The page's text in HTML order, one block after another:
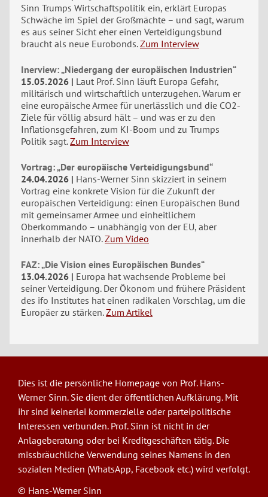
Sinn Trumps Wirtschaftspolitik ein, erklärt Europas
Schwäche im Spiel der Großmächte – und sagt, warum
es aus seiner Sicht eher einen Verteidigungsbund
braucht als neue Eurobonds. Zum Interview
Inerview: „Niedergang der europäischen Industrien“
15.05.2026
Laut Prof. Sinn läuft Europa Gefahr,
militärisch und wirtschaftlich unterzugehen. Warum er
eine europäische Armee für unerlässlich und die CO2-
Ziele für völlig absurd hält – und was er zu den
Inflationsgefahren, zum KI-Boom und zu Trumps
Politik sagt. Zum Interview
Vortrag: „Der europäische Verteidigungsbund“
24.04.2026
Hans-Werner Sinn skizziert in seinem
Vortrag eine konkrete Vision für die Zukunft der
europäischen Verteidigung: einen Europäischen Bund
mit gemeinsamer Armee und einheitlichem
Oberkommando – unabhängig von der EU, aber
innerhalb der NATO. Zum Video
FAZ: „Die Vision eines Europäischen Bundes“
13.04.2026
Europa hat wachsende Probleme bei
seiner Verteidigung. Der Ökonom und frühere Präsident
des ifo Institutes hat einen radikalen Vorschlag, um die
Europäer zu stärken. Zum Artikel
Dies ist die persönliche Homepage von Prof. Hans-
Werner Sinn. Sie dient der öffentlichen Aufklärung. Mit
ihr sind keinerlei kommerzielle oder parteipolitische
Interessen verbunden. Prof. Sinn ist nicht in der
Anlageberatung oder bei Kreditgeschäften tätig. Die
missbräuchliche Verwendung seines Namens in den
sozialen Medien (WhatsApp, Facebook etc.) wird verfolgt.
© Hans-Werner Sinn